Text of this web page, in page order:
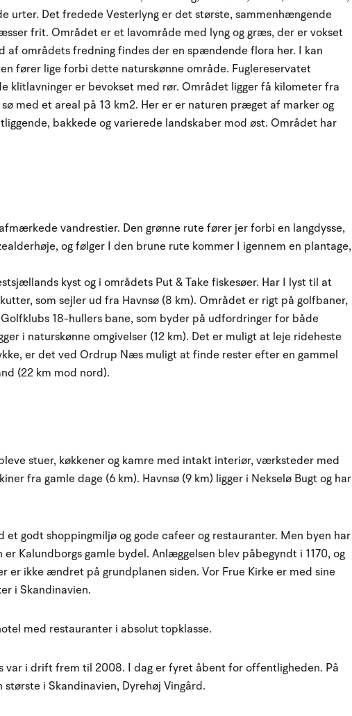
urter. Det fredede Vesterlyng er det største, sammenhængende
frit. Området er et lavområde med lyng og græs, der er vokset
af områdets fredning findes der en spændende flora her. I kan
fører lige forbi dette naturskønne område. Fuglereservatet
klitlavninger er bevokset med rør. Området ligger få kilometer fra
med et areal på 13 km2. Her er er naturen præget af marker og
bakkede og varierede landskaber mod øst. Området har
vandrestier. Den grønne rute fører jer forbi en langdysse,
og følger I den brune rute kommer I igennem en plantage,
kyst og i områdets Put & Take fiskesøer. Har I lyst til at
som sejler ud fra Havnsø (8 km). Området er rigt på golfbaner,
18-hullers bane, som byder på udfordringer for både
i naturskønne omgivelser (12 km). Det er muligt at leje rideheste
er det ved Ordrup Næs muligt at finde rester efter en gammel
(22 km mod nord).
stuer, køkkener og kamre med intakt interiør, værksteder med
fra gamle dage (6 km). Havnsø (9 km) ligger i Nekselø Bugt og har
et godt shoppingmiljø og gode cafeer og restauranter. Men byen har
Kalundborgs gamle bydel. Anlæggelsen blev påbegyndt i 1170, og
er ikke ændret på grundplanen siden. Vor Frue Kirke er med sine
i Skandinavien.
med restauranter i absolut topklasse.
var i drift frem til 2008. I dag er fyret åbent for offentligheden. På
i Skandinavien, Dyrehøj Vingård.